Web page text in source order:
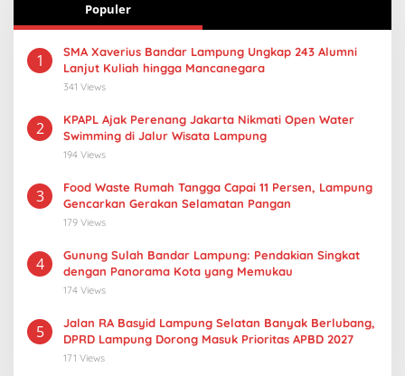
Populer
1
SMA Xaverius Bandar Lampung Ungkap 243 Alumni
Lanjut Kuliah hingga Mancanegara
341 Views
2
KPAPL Ajak Perenang Jakarta Nikmati Open Water
Swimming di Jalur Wisata Lampung
194 Views
3
Food Waste Rumah Tangga Capai 11 Persen, Lampung
Gencarkan Gerakan Selamatan Pangan
179 Views
4
Gunung Sulah Bandar Lampung: Pendakian Singkat
dengan Panorama Kota yang Memukau
174 Views
5
Jalan RA Basyid Lampung Selatan Banyak Berlubang,
DPRD Lampung Dorong Masuk Prioritas APBD 2027
171 Views